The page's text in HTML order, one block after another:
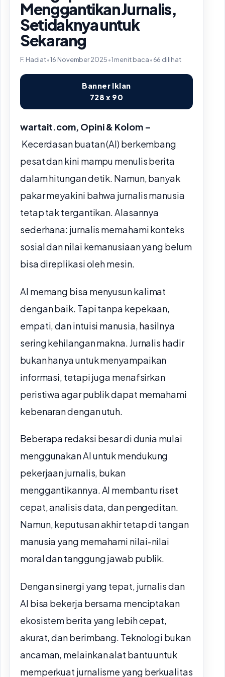
Menggantikan Jurnalis,
Setidaknya untuk
Sekarang
F. Hadiat•16 November 2025•1 menit baca•66 dilihat
Banner Iklan
728 x 90
wartait.com, Opini & Kolom –
Kecerdasan buatan (AI) berkembang
pesat dan kini mampu menulis berita
dalam hitungan detik. Namun, banyak
pakar meyakini bahwa jurnalis manusia
tetap tak tergantikan. Alasannya
sederhana: jurnalis memahami konteks
sosial dan nilai kemanusiaan yang belum
bisa direplikasi oleh mesin.
AI memang bisa menyusun kalimat
dengan baik. Tapi tanpa kepekaan,
empati, dan intuisi manusia, hasilnya
sering kehilangan makna. Jurnalis hadir
bukan hanya untuk menyampaikan
informasi, tetapi juga menafsirkan
peristiwa agar publik dapat memahami
kebenaran dengan utuh.
Beberapa redaksi besar di dunia mulai
menggunakan AI untuk mendukung
pekerjaan jurnalis, bukan
menggantikannya. AI membantu riset
cepat, analisis data, dan pengeditan.
Namun, keputusan akhir tetap di tangan
manusia yang memahami nilai-nilai
moral dan tanggung jawab publik.
Dengan sinergi yang tepat, jurnalis dan
AI bisa bekerja bersama menciptakan
ekosistem berita yang lebih cepat,
akurat, dan berimbang. Teknologi bukan
ancaman, melainkan alat bantu untuk
memperkuat jurnalisme yang berkualitas